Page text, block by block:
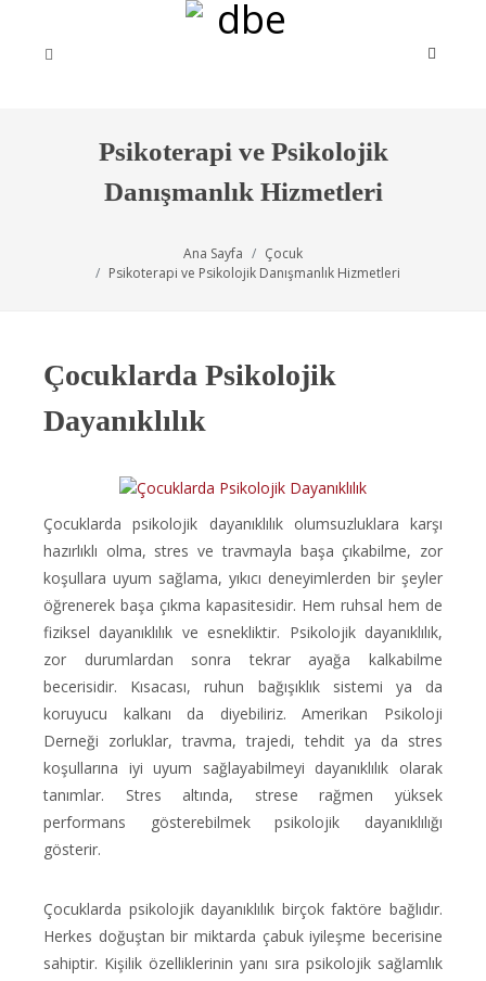
Psikoterapi ve Psikolojik
Danışmanlık Hizmetleri
Ana Sayfa
Çocuk
Psikoterapi ve Psikolojik Danışmanlık Hizmetleri
Çocuklarda Psikolojik
Dayanıklılık
Çocuklarda psikolojik dayanıklılık olumsuzluklara karşı
hazırlıklı olma, stres ve travmayla başa çıkabilme, zor
koşullara uyum sağlama, yıkıcı deneyimlerden bir şeyler
öğrenerek başa çıkma kapasitesidir. Hem ruhsal hem de
fiziksel dayanıklılık ve esnekliktir. Psikolojik dayanıklılık,
zor durumlardan sonra tekrar ayağa kalkabilme
becerisidir. Kısacası, ruhun bağışıklık sistemi ya da
koruyucu kalkanı da diyebiliriz. Amerikan Psikoloji
Derneği zorluklar, travma, trajedi, tehdit ya da stres
koşullarına iyi uyum sağlayabilmeyi dayanıklılık olarak
tanımlar. Stres altında, strese rağmen yüksek
performans gösterebilmek psikolojik dayanıklılığı
gösterir.
Çocuklarda psikolojik dayanıklılık birçok faktöre bağlıdır.
Herkes doğuştan bir miktarda çabuk iyileşme becerisine
sahiptir. Kişilik özelliklerinin yanı sıra psikolojik sağlamlık